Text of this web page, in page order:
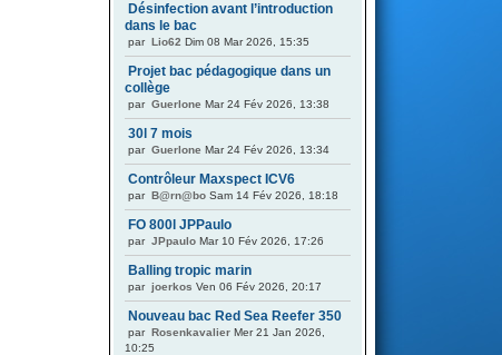
Désinfection avant l’introduction
dans le bac
par Lio62 Dim 08 Mar 2026, 15:35
Projet bac pédagogique dans un
collège
par Guerlone Mar 24 Fév 2026, 13:38
30l 7 mois
par Guerlone Mar 24 Fév 2026, 13:34
Contrôleur Maxspect ICV6
par B@rn@bo Sam 14 Fév 2026, 18:18
FO 800l JPPaulo
par JPpaulo Mar 10 Fév 2026, 17:26
Balling tropic marin
par joerkos Ven 06 Fév 2026, 20:17
Nouveau bac Red Sea Reefer 350
par Rosenkavalier Mer 21 Jan 2026,
10:25